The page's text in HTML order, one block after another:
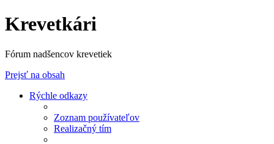
Krevetkári
Fórum nadšencov krevetiek
Prejsť na obsah
Rýchle odkazy
Zoznam používateľov
Realizačný tím